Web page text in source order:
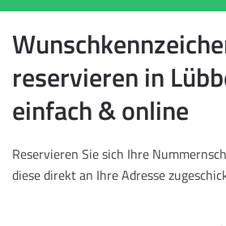
reservieren in
einfach & online
Reservieren Sie sich Ihre
diese direkt an Ihre Adresse